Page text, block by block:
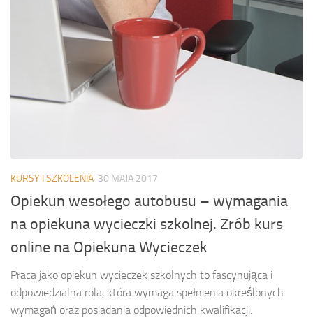
KURSY I SZKOLENIA 30 MAJA 2017
Opiekun wesołego autobusu – wymagania
na opiekuna wycieczki szkolnej. Zrób kurs
online na Opiekuna Wycieczek
Praca jako opiekun wycieczek szkolnych to fascynująca i
odpowiedzialna rola, która wymaga spełnienia określonych
wymagań oraz posiadania odpowiednich kwalifikacji.